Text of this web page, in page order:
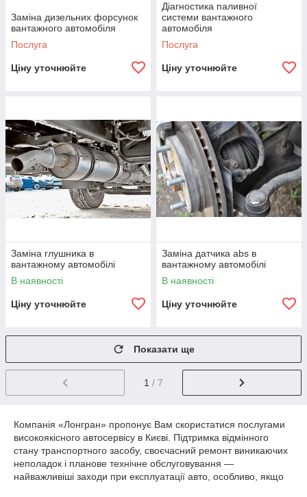
Заміна дизельних форсунок
вантажного автомобіля
Послуга
Ціну уточнюйте
Діагностика паливної
системи вантажного
автомобіля
Послуга
Ціну уточнюйте
Заміна глушника в
вантажному автомобілі
В наявності
Ціну уточнюйте
Заміна датчика abs в
вантажному автомобілі
В наявності
Ціну уточнюйте
Показати ще
1 / 7
Компанія «Лонгран» пропонує Вам скористатися послугами
високоякісного автосервісу в Києві. Підтримка відмінного
стану транспортного засобу, своєчасний ремонт виникаючих
неполадок і планове технічне обслуговування —
найважливіші заходи при експлуатації авто, особливо, якщо